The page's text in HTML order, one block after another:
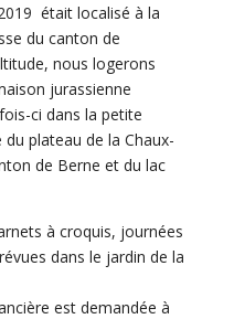
était localisé à la
du canton de
nous logerons
jurassienne
ci dans la petite
plateau de la Chaux-
de Berne et du lac
à croquis, journées
dans le jardin de la
est demandée à